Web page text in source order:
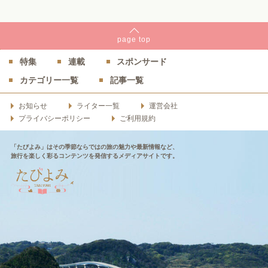
page top
特集 連載
スポンサード
カテゴリー一覧
記事一覧
お知らせ ライター一覧
運営会社
プライバシーポリシー
ご利用規約
「たびよみ」はその季節ならではの旅の魅力や最新情報など、
旅行を楽しく彩るコンテンツを発信するメディアサイトです。